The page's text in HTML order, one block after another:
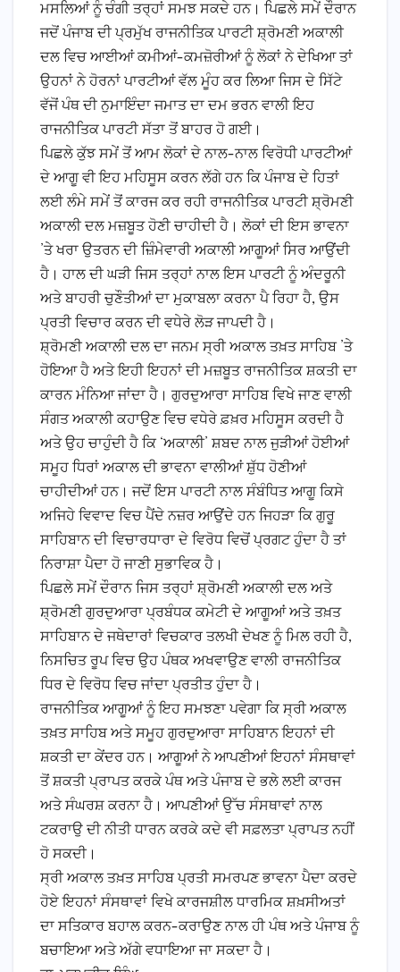
ਮਸਲਿਆਂ ਨੂੰ ਚੰਗੀ ਤਰ੍ਹਾਂ ਸਮਝ ਸਕਦੇ ਹਨ। ਪਿਛਲੇ ਸਮੇਂ ਦੌਰਾਨ
ਜਦੋਂ ਪੰਜਾਬ ਦੀ ਪ੍ਰਮੁੱਖ ਰਾਜਨੀਤਿਕ ਪਾਰਟੀ ਸ਼੍ਰੋਮਣੀ ਅਕਾਲੀ
ਦਲ ਵਿਚ ਆਈਆਂ ਕਮੀਆਂ-ਕਮਜ਼ੋਰੀਆਂ ਨੂੰ ਲੋਕਾਂ ਨੇ ਦੇਖਿਆ ਤਾਂ
ਉਹਨਾਂ ਨੇ ਹੋਰਨਾਂ ਪਾਰਟੀਆਂ ਵੱਲ ਮੂੰਹ ਕਰ ਲਿਆ ਜਿਸ ਦੇ ਸਿੱਟੇ
ਵੱਜੋਂ ਪੰਥ ਦੀ ਨੁਮਾਇੰਦਾ ਜਮਾਤ ਦਾ ਦਮ ਭਰਨ ਵਾਲੀ ਇਹ
ਰਾਜਨੀਤਿਕ ਪਾਰਟੀ ਸੱਤਾ ਤੋਂ ਬਾਹਰ ਹੋ ਗਈ।
ਪਿਛਲੇ ਕੁੱਝ ਸਮੇਂ ਤੋਂ ਆਮ ਲੋਕਾਂ ਦੇ ਨਾਲ-ਨਾਲ ਵਿਰੋਧੀ ਪਾਰਟੀਆਂ
ਦੇ ਆਗੂ ਵੀ ਇਹ ਮਹਿਸੂਸ ਕਰਨ ਲੱਗੇ ਹਨ ਕਿ ਪੰਜਾਬ ਦੇ ਹਿਤਾਂ
ਲਈ ਲੰਮੇ ਸਮੇਂ ਤੋਂ ਕਾਰਜ ਕਰ ਰਹੀ ਰਾਜਨੀਤਿਕ ਪਾਰਟੀ ਸ਼੍ਰੋਮਣੀ
ਅਕਾਲੀ ਦਲ ਮਜ਼ਬੂਤ ਹੋਣੀ ਚਾਹੀਦੀ ਹੈ। ਲੋਕਾਂ ਦੀ ਇਸ ਭਾਵਨਾ
’ਤੇ ਖਰਾ ਉਤਰਨ ਦੀ ਜ਼ਿੰਮੇਵਾਰੀ ਅਕਾਲੀ ਆਗੂਆਂ ਸਿਰ ਆਉਂਦੀ
ਹੈ। ਹਾਲ ਦੀ ਘੜੀ ਜਿਸ ਤਰ੍ਹਾਂ ਨਾਲ ਇਸ ਪਾਰਟੀ ਨੂੰ ਅੰਦਰੂਨੀ
ਅਤੇ ਬਾਹਰੀ ਚੁਣੌਤੀਆਂ ਦਾ ਮੁਕਾਬਲਾ ਕਰਨਾ ਪੈ ਰਿਹਾ ਹੈ, ਉਸ
ਪ੍ਰਤੀ ਵਿਚਾਰ ਕਰਨ ਦੀ ਵਧੇਰੇ ਲੋੜ ਜਾਪਦੀ ਹੈ।
ਸ਼੍ਰੋਮਣੀ ਅਕਾਲੀ ਦਲ ਦਾ ਜਨਮ ਸ੍ਰੀ ਅਕਾਲ ਤਖ਼ਤ ਸਾਹਿਬ ’ਤੇ
ਹੋਇਆ ਹੈ ਅਤੇ ਇਹੀ ਇਹਨਾਂ ਦੀ ਮਜ਼ਬੂਤ ਰਾਜਨੀਤਿਕ ਸ਼ਕਤੀ ਦਾ
ਕਾਰਨ ਮੰਨਿਆ ਜਾਂਦਾ ਹੈ। ਗੁਰਦੁਆਰਾ ਸਾਹਿਬ ਵਿਖੇ ਜਾਣ ਵਾਲੀ
ਸੰਗਤ ਅਕਾਲੀ ਕਹਾਉਣ ਵਿਚ ਵਧੇਰੇ ਫ਼ਖ਼ਰ ਮਹਿਸੂਸ ਕਰਦੀ ਹੈ
ਅਤੇ ਉਹ ਚਾਹੁੰਦੀ ਹੈ ਕਿ ‘ਅਕਾਲੀ’ ਸ਼ਬਦ ਨਾਲ ਜੁੜੀਆਂ ਹੋਈਆਂ
ਸਮੂਹ ਧਿਰਾਂ ਅਕਾਲ ਦੀ ਭਾਵਨਾ ਵਾਲੀਆਂ ਸ਼ੁੱਧ ਹੋਣੀਆਂ
ਚਾਹੀਦੀਆਂ ਹਨ। ਜਦੋਂ ਇਸ ਪਾਰਟੀ ਨਾਲ ਸੰਬੰਧਿਤ ਆਗੂ ਕਿਸੇ
ਅਜਿਹੇ ਵਿਵਾਦ ਵਿਚ ਪੈਂਦੇ ਨਜ਼ਰ ਆਉਂਦੇ ਹਨ ਜਿਹੜਾ ਕਿ ਗੁਰੂ
ਸਾਹਿਬਾਨ ਦੀ ਵਿਚਾਰਧਾਰਾ ਦੇ ਵਿਰੋਧ ਵਿਚੋਂ ਪ੍ਰਗਟ ਹੁੰਦਾ ਹੈ ਤਾਂ
ਨਿਰਾਸ਼ਾ ਪੈਦਾ ਹੋ ਜਾਣੀ ਸੁਭਾਵਿਕ ਹੈ।
ਪਿਛਲੇ ਸਮੇਂ ਦੌਰਾਨ ਜਿਸ ਤਰ੍ਹਾਂ ਸ਼੍ਰੋਮਣੀ ਅਕਾਲੀ ਦਲ ਅਤੇ
ਸ਼੍ਰੋਮਣੀ ਗੁਰਦੁਆਰਾ ਪ੍ਰਬੰਧਕ ਕਮੇਟੀ ਦੇ ਆਗੂਆਂ ਅਤੇ ਤਖ਼ਤ
ਸਾਹਿਬਾਨ ਦੇ ਜਥੇਦਾਰਾਂ ਵਿਚਕਾਰ ਤਲਖੀ ਦੇਖਣ ਨੂੰ ਮਿਲ ਰਹੀ ਹੈ,
ਨਿਸਚਿਤ ਰੂਪ ਵਿਚ ਉਹ ਪੰਥਕ ਅਖਵਾਉਣ ਵਾਲੀ ਰਾਜਨੀਤਿਕ
ਧਿਰ ਦੇ ਵਿਰੋਧ ਵਿਚ ਜਾਂਦਾ ਪ੍ਰਤੀਤ ਹੁੰਦਾ ਹੈ।
ਰਾਜਨੀਤਿਕ ਆਗੂਆਂ ਨੂੰ ਇਹ ਸਮਝਣਾ ਪਵੇਗਾ ਕਿ ਸ੍ਰੀ ਅਕਾਲ
ਤਖ਼ਤ ਸਾਹਿਬ ਅਤੇ ਸਮੂਹ ਗੁਰਦੁਆਰਾ ਸਾਹਿਬਾਨ ਇਹਨਾਂ ਦੀ
ਸ਼ਕਤੀ ਦਾ ਕੇਂਦਰ ਹਨ। ਆਗੂਆਂ ਨੇ ਆਪਣੀਆਂ ਇਹਨਾਂ ਸੰਸਥਾਵਾਂ
ਤੋਂ ਸ਼ਕਤੀ ਪ੍ਰਾਪਤ ਕਰਕੇ ਪੰਥ ਅਤੇ ਪੰਜਾਬ ਦੇ ਭਲੇ ਲਈ ਕਾਰਜ
ਅਤੇ ਸੰਘਰਸ਼ ਕਰਨਾ ਹੈ। ਆਪਣੀਆਂ ਉੱਚ ਸੰਸਥਾਵਾਂ ਨਾਲ
ਟਕਰਾਉ ਦੀ ਨੀਤੀ ਧਾਰਨ ਕਰਕੇ ਕਦੇ ਵੀ ਸਫ਼ਲਤਾ ਪ੍ਰਾਪਤ ਨਹੀਂ
ਹੋ ਸਕਦੀ।
ਸ੍ਰੀ ਅਕਾਲ ਤਖ਼ਤ ਸਾਹਿਬ ਪ੍ਰਤੀ ਸਮਰਪਣ ਭਾਵਨਾ ਪੈਦਾ ਕਰਦੇ
ਹੋਏ ਇਹਨਾਂ ਸੰਸਥਾਵਾਂ ਵਿਖੇ ਕਾਰਜਸ਼ੀਲ ਧਾਰਮਿਕ ਸ਼ਖ਼ਸੀਅਤਾਂ
ਦਾ ਸਤਿਕਾਰ ਬਹਾਲ ਕਰਨ-ਕਰਾਉਣ ਨਾਲ ਹੀ ਪੰਥ ਅਤੇ ਪੰਜਾਬ ਨੂੰ
ਬਚਾਇਆ ਅਤੇ ਅੱਗੇ ਵਧਾਇਆ ਜਾ ਸਕਦਾ ਹੈ।